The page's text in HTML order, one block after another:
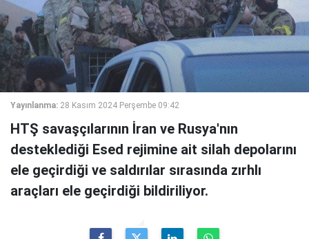
Yayınlanma: 28 Kasım 2024 Perşembe 09:42
HTŞ savaşçılarının İran ve Rusya'nın
desteklediği Esed rejimine ait silah depolarını
ele geçirdiği ve saldırılar sırasında zırhlı
araçları ele geçirdiği bildiriliyor.